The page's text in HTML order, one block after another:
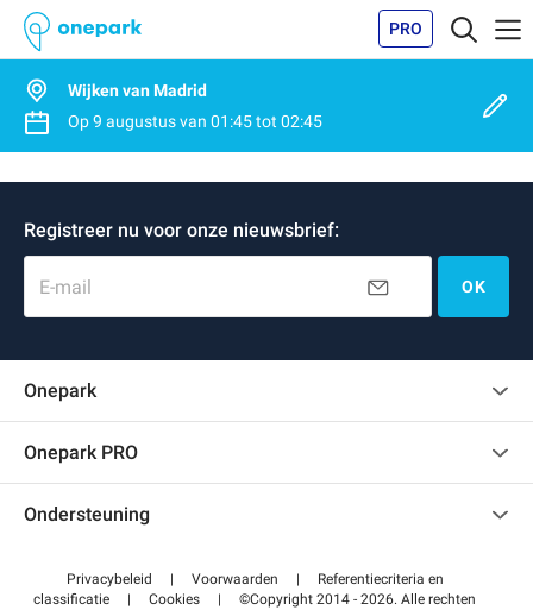
PRO
Wijken van Madrid
Op9 augustusvan 01:45tot 02:45
Registreer nu voor onze nieuwsbrief:
E-mail OK
Onepark
Onepark PRO
Word partner van Onepark
Ondersteuning
Helpcentrum
Privacybeleid | Voorwaarden |
Referentiecriteria en
classificatie
| Cookies |
©Copyright 2014 - 2026. Alle rechten